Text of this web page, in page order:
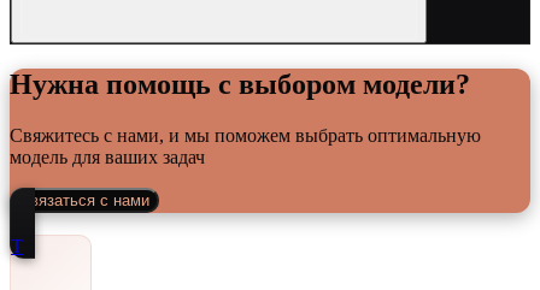
Нужна помощь с выбором модели?
Свяжитесь с нами, и мы поможем выбрать оптимальную
модель для ваших задач
Связаться с нами
Т